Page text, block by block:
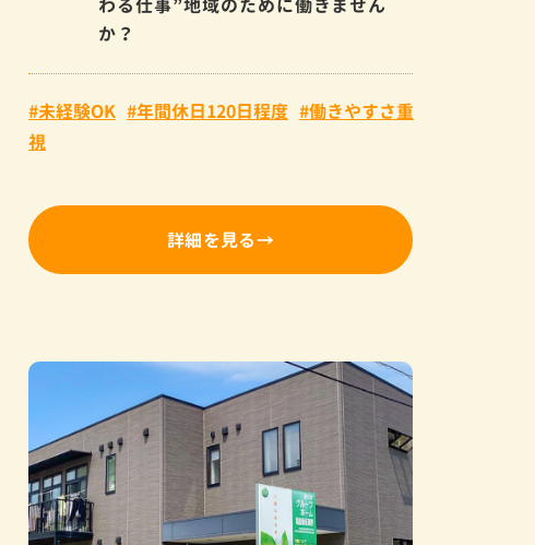
わる仕事”地域のために働きません
か？
未経験OK 年間休日120日程度
働きやすさ重
視
詳細を見る